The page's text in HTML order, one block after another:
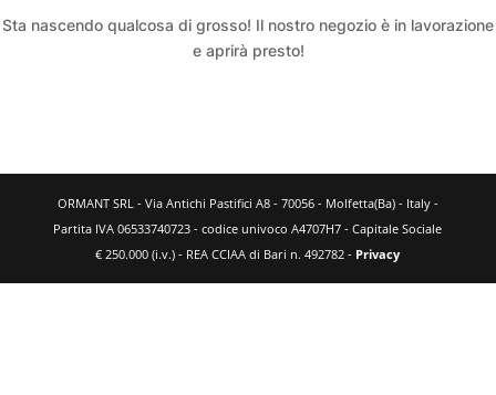
Sta nascendo qualcosa di grosso! Il nostro negozio è in lavorazione
e aprirà presto!
ORMANT SRL - Via Antichi Pastifici A8 - 70056 - Molfetta(Ba) - Italy -
Partita IVA 06533740723 - codice univoco A4707H7 - Capitale Sociale
€ 250.000 (i.v.) - REA CCIAA di Bari n. 492782 - Privacy